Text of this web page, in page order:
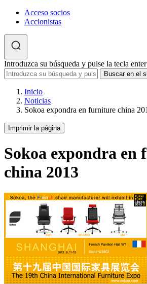
Acceso socios
Accionistas
Introduzca su búsqueda y pulse la tecla enter
Inicio
Noticias
Sokoa expondra en furniture china
Imprimir la página
Sokoa expondra en
china 2013